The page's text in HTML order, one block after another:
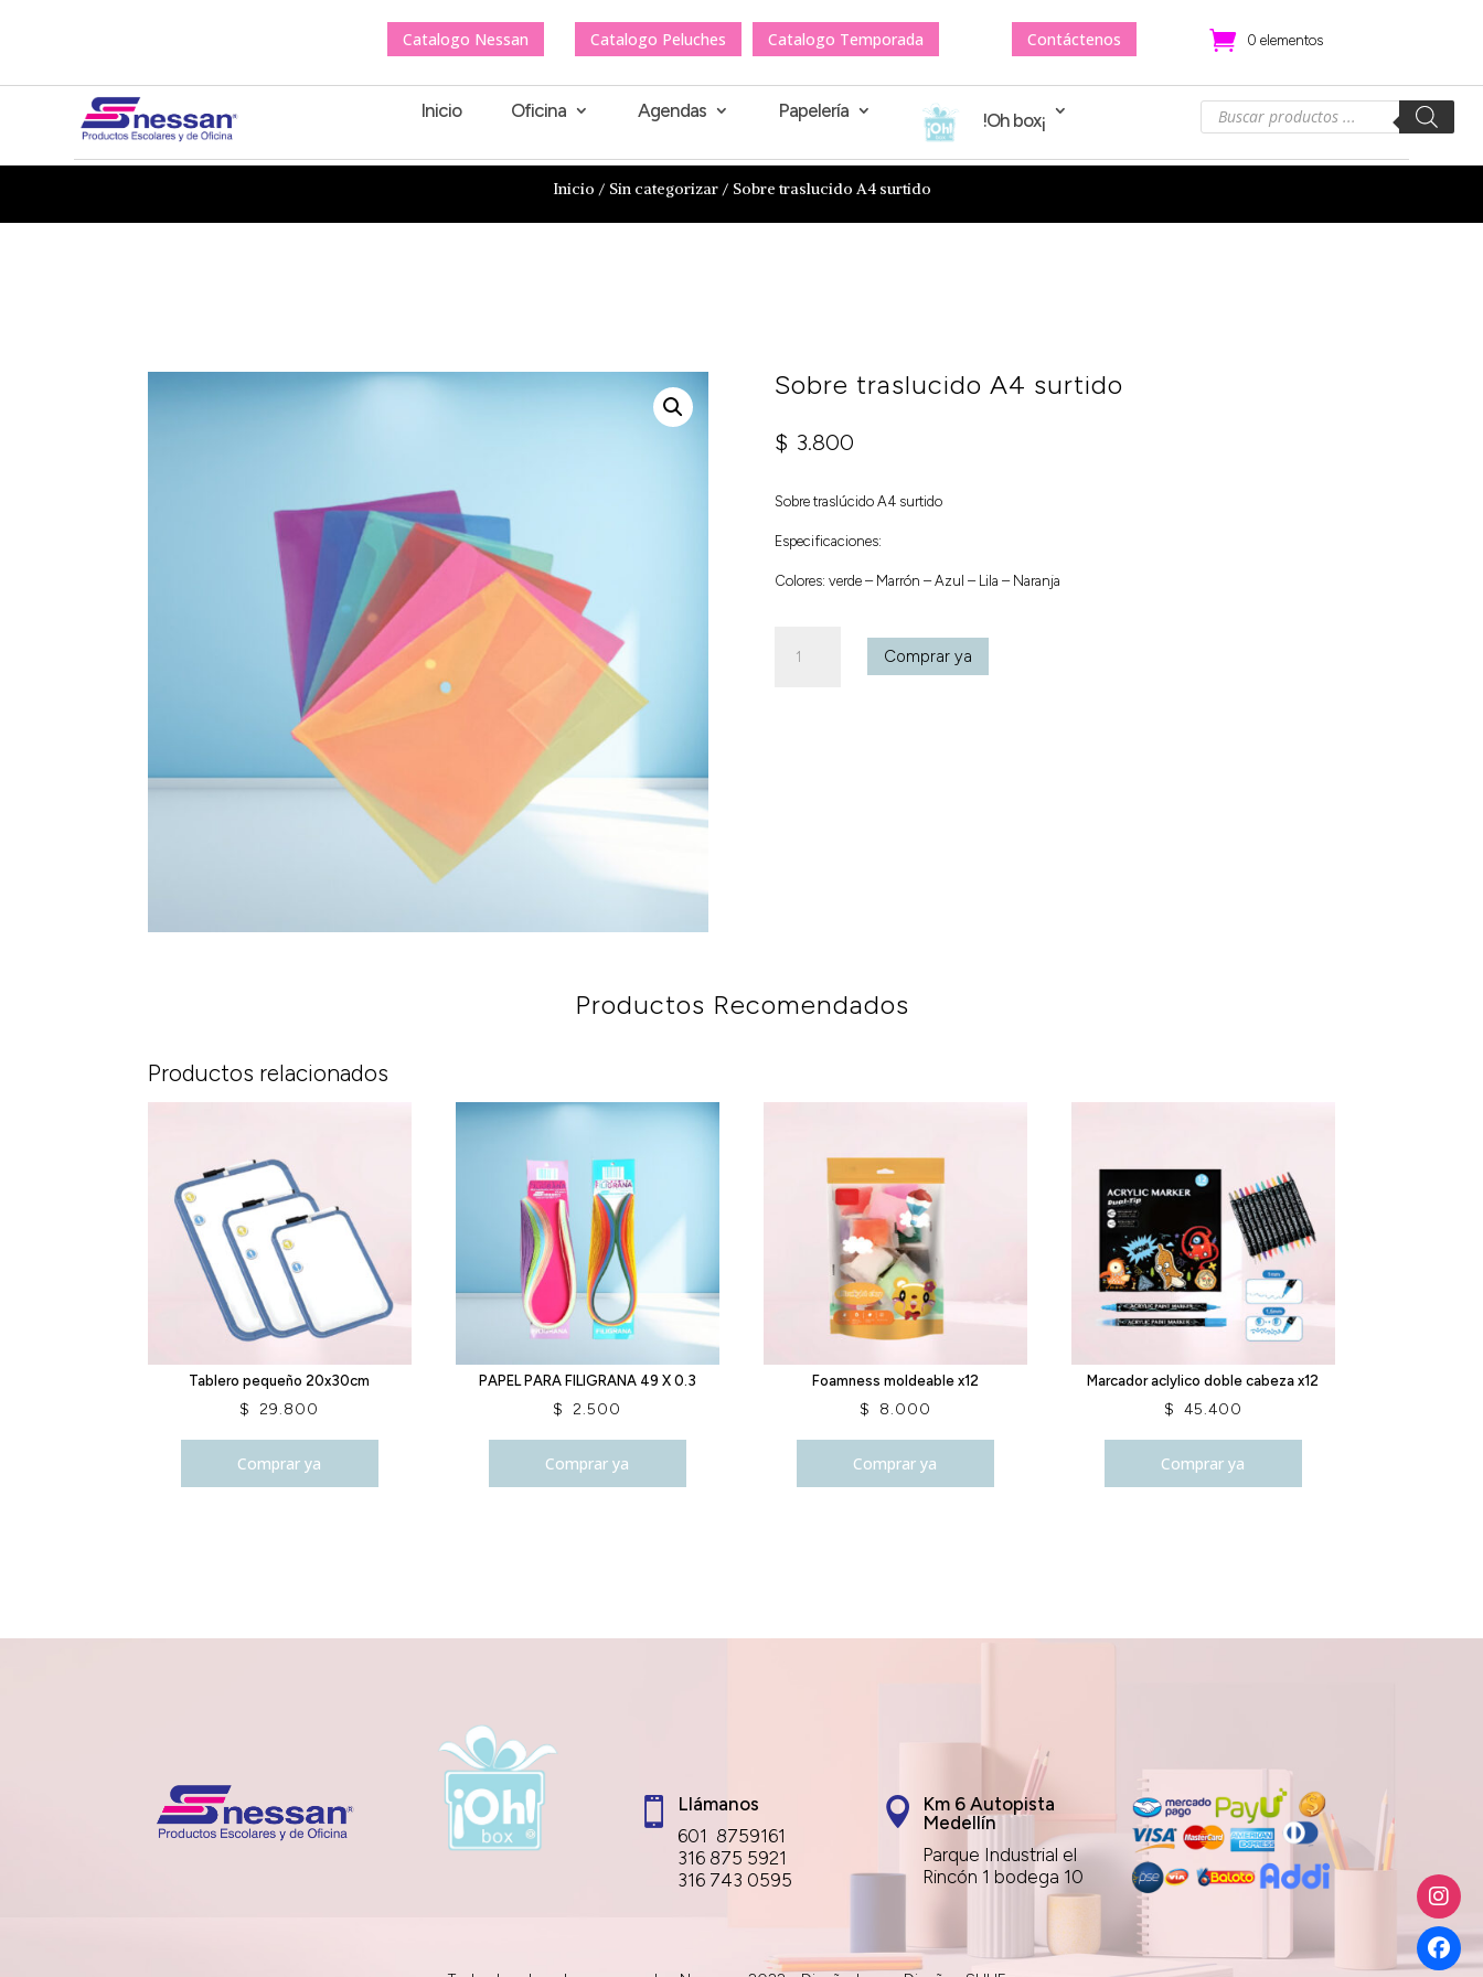
Catalogo Nessan Catalogo Peluches Catalogo Temporada Contáctenos 0 elementos
Inicio Oficina Agendas Papelería !Oh box¡
Búsqueda
productos
Inicio / Sin categorizar/ Sobre traslucido A4 surtido
Sobre traslucido A4 surtido
$ 3.800
Sobre traslúcido A4 surtido
Especificaciones:
Colores: verde – Marrón – Azul – Lila – Naranja
traslucido
Comprar ya
Productos Recomendados
Productos relacionados
Tablero pequeño 20x30cm
$ 29.800
Comprar ya
PAPEL PARA FILIGRANA 49 X 0.3
$ 2.500
Comprar ya
Foamness moldeable x12
$ 8.000
Comprar ya
Marcador aclylico doble cabeza x12
$ 45.400
Comprar ya

Llámanos
601 8759161
316 875 5921
316 743 0595

Km 6 Autopista
Medellín
Parque Industrial el
Rincón 1 bodega 10